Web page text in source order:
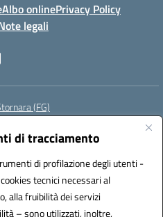
di tracciamento
di profilazione degli utenti -
tecnici necessari al
alla fruibilità dei servizi
– sono utilizzati, inoltre,
Albo onlinePrivacy Policy
legali
(FG)
FGIC83700P@pec.istruzione.it
(IPA): istsc_fgic83700p